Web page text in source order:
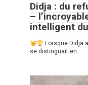
Didja : du
–
intelligent
Lorsque Didja
se distinguait en